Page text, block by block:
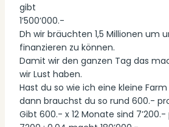
gibt
1’500’000.-
Dh wir bräuchten 1,5 Millionen um
finanzieren zu können.
Damit wir den ganzen Tag das
wir Lust haben.
Hast du so wie ich eine kleine
dann brauchst du so rund 600.-
Gibt 600.- x 12 Monate sind 7’200.-